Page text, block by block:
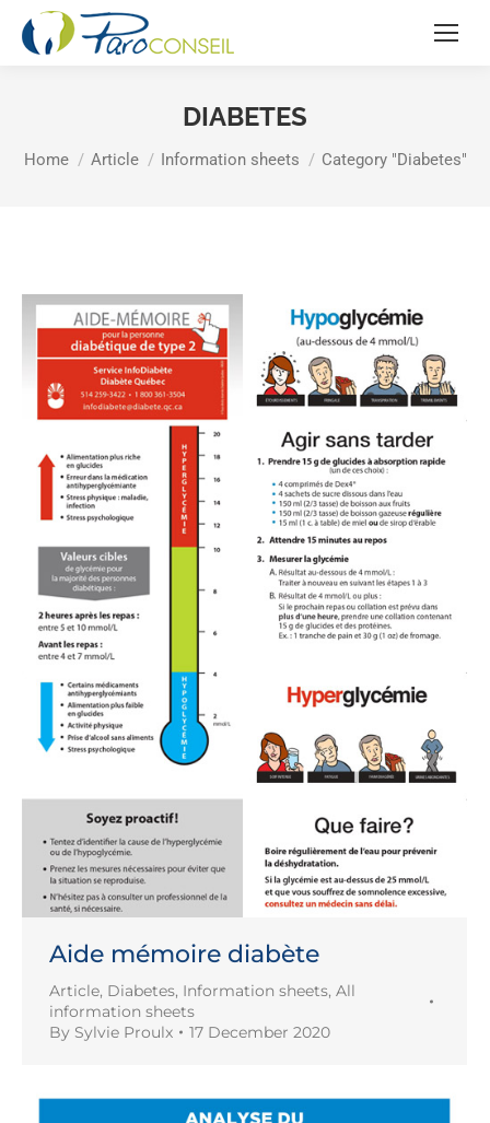
DIABETES
You are here:
Home Article Information sheets Category "Diabetes"
Aide mémoire diabète
Article, Diabetes, Information sheets, All
information sheets
By Sylvie Proulx 17 December 2020